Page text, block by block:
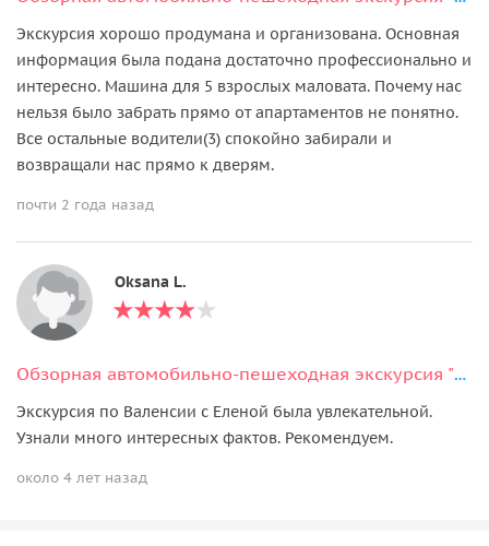
Экскурсия хорошо продумана и организована. Основная
информация была подана достаточно профессионально и
интересно. Машина для 5 взрослых маловата. Почему нас
нельзя было забрать прямо от апартаментов не понятно.
Все остальные водители(3) спокойно забирали и
возвращали нас прямо к дверям.
почти 2 года назад
Oksana L.
Обзорная автомобильно-пешеходная экскурсия "Вся Валенсия"
Экскурсия по Валенсии с Еленой была увлекательной.
Узнали много интересных фактов. Рекомендуем.
около 4 лет назад